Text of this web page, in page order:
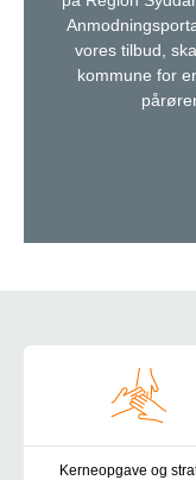
vores tilbud,
kommune for
Kerneopgave og